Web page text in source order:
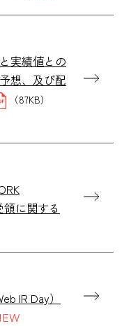
実績値との
想、及び配
（87KB）
領に関する
IR Day）